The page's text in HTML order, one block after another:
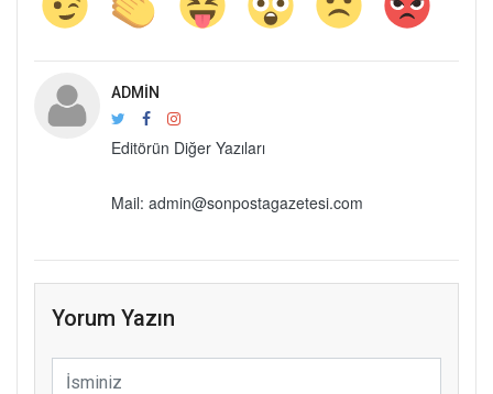
ADMIN
Editörün Diğer Yazıları
Mail: admin@sonpostagazetesi.com
Yorum Yazın